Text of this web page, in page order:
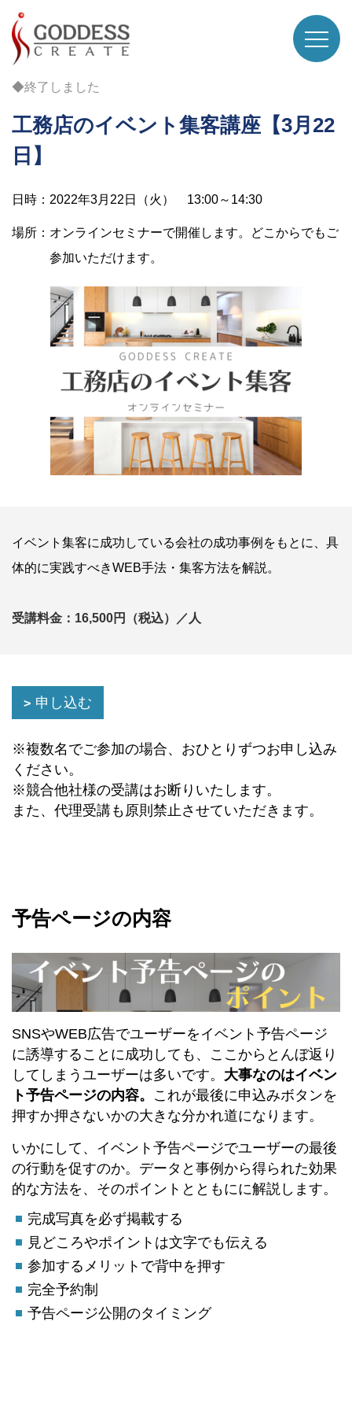
◆終了しました
工務店のイベント集客講座【3月22
日】
日時：2022年3月22日（火） 13:00～14:30
場所：オンラインセミナーで開催します。どこからでもご
参加いただけます。
イベント集客に成功している会社の成功事例をもとに、具
体的に実践すべきWEB手法・集客方法を解説。
受講料金：16,500円（税込）／人
申し込む
※複数名でご参加の場合、おひとりずつお申し込み
ください。
※競合他社様の受講はお断りいたします。
また、代理受講も原則禁止させていただきます。
予告ページの内容
SNSやWEB広告でユーザーをイベント予告ページ
に誘導することに成功しても、ここからとんぼ返り
してしまうユーザーは多いです。 大事なのはイベン
ト予告ページの内容。 これが最後に申込みボタンを
押すか押さないかの大きな分かれ道になります。
いかにして、イベント予告ページでユーザーの最後
の行動を促すのか。データと事例から得られた効果
的な方法を、そのポイントとともにに解説します。
完成写真を必ず掲載する
見どころやポイントは文字でも伝える
参加するメリットで背中を押す
完全予約制
予告ページ公開のタイミング